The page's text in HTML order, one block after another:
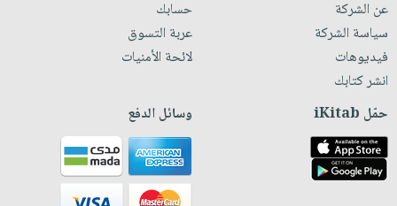
عن الشركة
سياسة الشركة
فيديوهات
انشر كتابك
حسابك
عربة التسوق
لائحة الأمنيات
حمّل iKitab وسائل الدفع